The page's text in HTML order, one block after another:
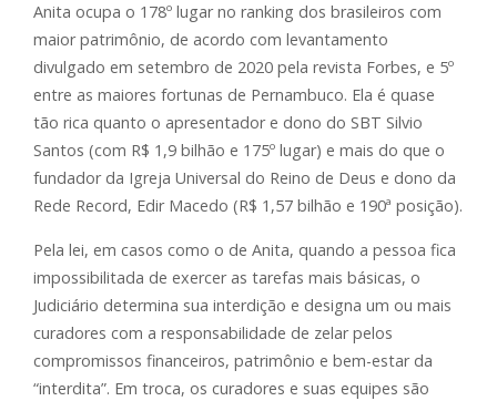
Anita ocupa o 178º lugar no ranking dos brasileiros com
maior patrimônio, de acordo com levantamento
divulgado em setembro de 2020 pela revista Forbes, e 5º
entre as maiores fortunas de Pernambuco. Ela é quase
tão rica quanto o apresentador e dono do SBT Silvio
Santos (com R$ 1,9 bilhão e 175º lugar) e mais do que o
fundador da Igreja Universal do Reino de Deus e dono da
Rede Record, Edir Macedo (R$ 1,57 bilhão e 190ª posição).
Pela lei, em casos como o de Anita, quando a pessoa fica
impossibilitada de exercer as tarefas mais básicas, o
Judiciário determina sua interdição e designa um ou mais
curadores com a responsabilidade de zelar pelos
compromissos financeiros, patrimônio e bem-estar da
“interdita”. Em troca, os curadores e suas equipes são